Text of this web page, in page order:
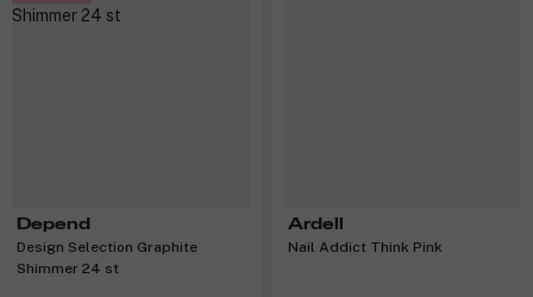
Depend
Design Selection Graphite
Shimmer 24 st
Ardell
Nail Addict Think Pink